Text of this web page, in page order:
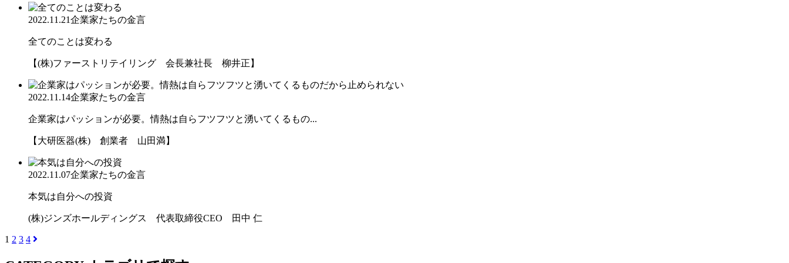
2022.11.21企業家たちの金言
全てのことは変わる
【(株)ファーストリテイリング 会長兼社長 柳井正】
2022.11.14企業家たちの金言
企業家はパッションが必要。情熱は自らフツフツと湧いてくるもの...
【大研医器(株) 創業者 山田満】
2022.11.07企業家たちの金言
本気は自分への投資
(株)ジンズホールディングス 代表取締役CEO 田中 仁
1 2 3 4